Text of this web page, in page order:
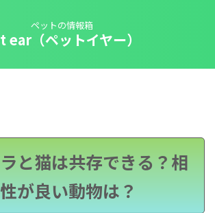
ペットの情報箱
ear（ペットイヤー）
と猫は共存できる？相
性が良い動物は？